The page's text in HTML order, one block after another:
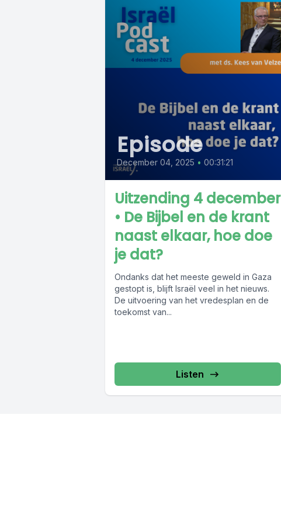
Episode
December 04, 2025 • 00:31:21
Uitzending 4 december
• De Bijbel en de krant
naast elkaar, hoe doe
je dat?
Ondanks dat het meeste geweld in Gaza
gestopt is, blijft Israël veel in het nieuws.
De uitvoering van het vredesplan en de
toekomst van...
Listen